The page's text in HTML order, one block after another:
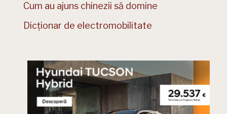
Cum au ajuns chinezii să domine
Dicționar de electromobilitate